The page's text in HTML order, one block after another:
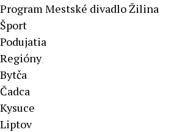
Program Mestské divadlo Žilina
Šport
Podujatia
Regióny
Bytča
Čadca
Kysuce
Liptov